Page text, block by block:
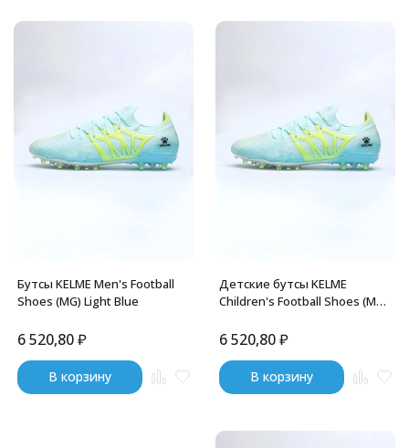
Бутсы KELME Men's Football
Shoes (MG) Light Blue
6 520,80₽
В корзину
Детские бутсы KELME
Children's Football Shoes (MG)
6 520,80₽
В корзину